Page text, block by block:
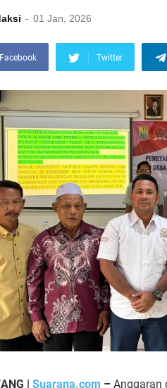
01 Jan, 2026
Facebook Twitter
| Suarana.com – Anggaran